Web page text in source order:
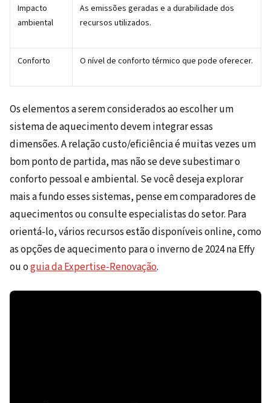
Impacto
ambiental
As emissões geradas e a durabilidade dos
recursos utilizados.
Conforto O nível de conforto térmico que pode oferecer.
Os elementos a serem considerados ao escolher um
sistema de aquecimento devem integrar essas
dimensões. A relação custo/eficiência é muitas vezes um
bom ponto de partida, mas não se deve subestimar o
conforto pessoal e ambiental. Se você deseja explorar
mais a fundo esses sistemas, pense em comparadores de
aquecimentos ou consulte especialistas do setor. Para
orientá-lo, vários recursos estão disponíveis online, como
as opções de aquecimento para o inverno de 2024 na Effy
ou oguia da Expertise-Renovação.